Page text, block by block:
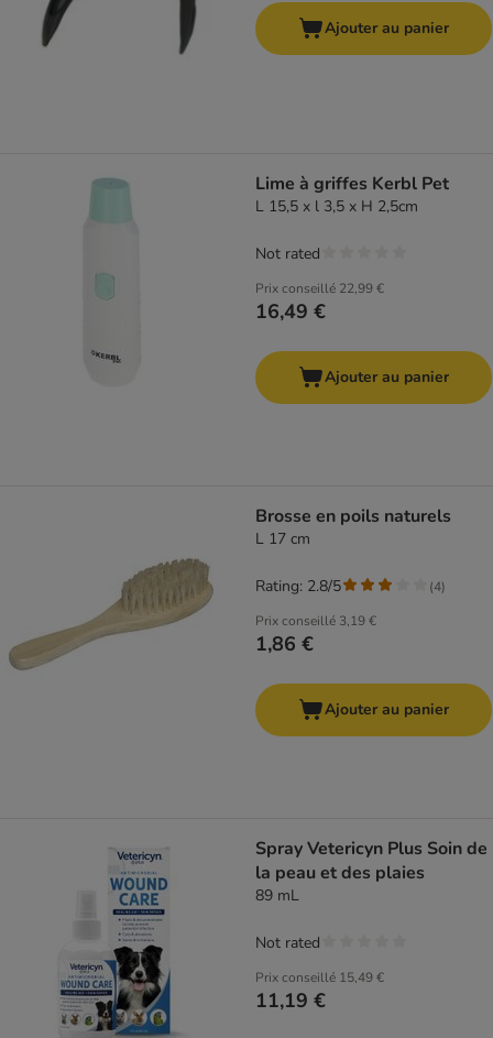
Ajouter au panier
Lime à griffes Kerbl Pet
L 15,5 x l 3,5 x H 2,5cm
Prix conseillé 22,99 €
16,49 €
Not rated
Ajouter au panier
Brosse en poils naturels
L 17 cm
Prix conseillé 3,19 €
1,86 €
Rating: 2.8/5 (4)
Ajouter au panier
Spray Vetericyn Plus Soin de
la peau et des plaies
89 mL
Prix conseillé 15,49 €
11,19 €
Not rated